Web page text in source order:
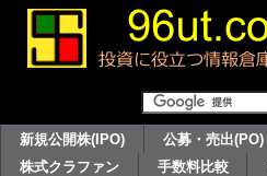
新規公開株(IPO) 公募・売出(PO)
株式クラファン
手数料比較